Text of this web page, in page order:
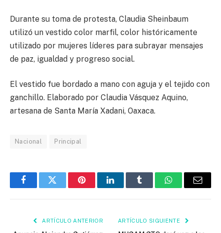
Durante su toma de protesta, Claudia Sheinbaum
utilizó un vestido color marfil, color históricamente
utilizado por mujeres líderes para subrayar mensajes
de paz, igualdad y progreso social.
El vestido fue bordado a mano con aguja y el tejido con
ganchillo. Elaborado por Claudia Vásquez Aquino,
artesana de Santa María Xadani, Oaxaca.
Nacional Principal
FacebookTwitter PinterestLinkedInTumblr WhatsAppEmail
ARTÍCULO ANTERIOR ARTÍCULO SIGUIENTE